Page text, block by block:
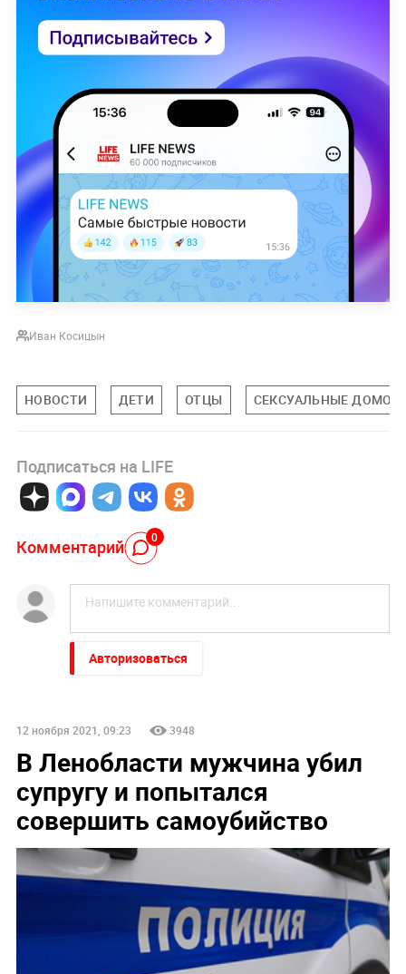
Иван Косицын
НОВОСТИ ДЕТИ ОТЦЫ СЕКСУАЛЬНЫЕ
Подписаться на LIFE
Комментарий 0
Авторизоваться
12 ноября 2021, 09:23 3948
В Ленобласти мужчина убил
супругу и попытался
совершить самоубийство